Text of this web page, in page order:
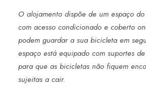
O alojamento dispõe de um espaço
com acesso condicionado e coberto
podem guardar a sua bicicleta em
espaço está equipado com suportes
para que as bicicletas não fiquem
sujeitas a cair.